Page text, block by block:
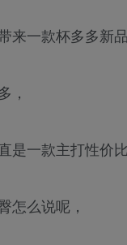
来一款杯多多新
，
是一款主打性价比
怎么说呢，